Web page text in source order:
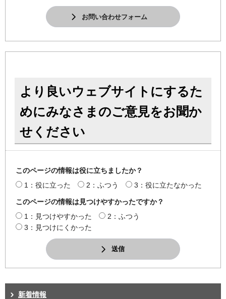
お問い合わせフォーム
より良いウェブサイトにするた
めにみなさまのご意見をお聞か
せください
このページの情報は役に立ちましたか？
1：役に立った
2：ふつう 3：役に立たなかった
このページの情報は見つけやすかったですか？
1：見つけやすかった
2：ふつう
3：見つけにくかった
送信
新着情報